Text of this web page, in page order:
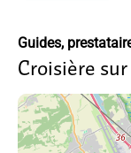
Guides,
Croisière